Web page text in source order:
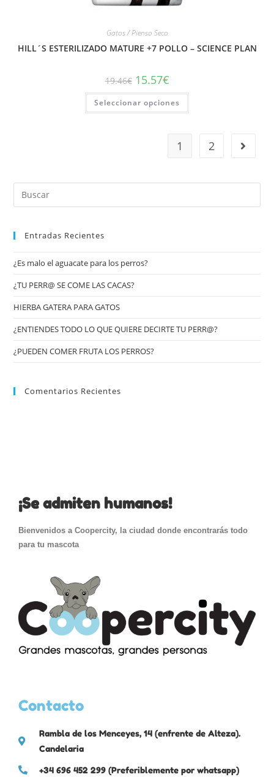
Gatos / Pienso Seco
HILL´S ESTERILIZADO MATURE +7 POLLO – SCIENCE PLAN
19.46€ 15.57€
Seleccionar opciones
1 2
Entradas Recientes
¿Es malo el aguacate para los perros?
¿TU PERR@ SE COME LAS CACAS?
HIERBA GATERA PARA GATOS
¿ENTIENDES TODO LO QUE QUIERE DECIRTE TU PERR@?
¿PUEDEN COMER FRUTA LOS PERROS?
Comentarios Recientes
¡Se admiten humanos!
Bienvenidos a Coopercity, la ciudad donde encontrarás todo
para tu mascota
Contacto
Rambla de los Menceyes, 14 (enfrente de Alteza).
Candelaria
+34 696 452 299 (Preferiblemente por whatsapp)